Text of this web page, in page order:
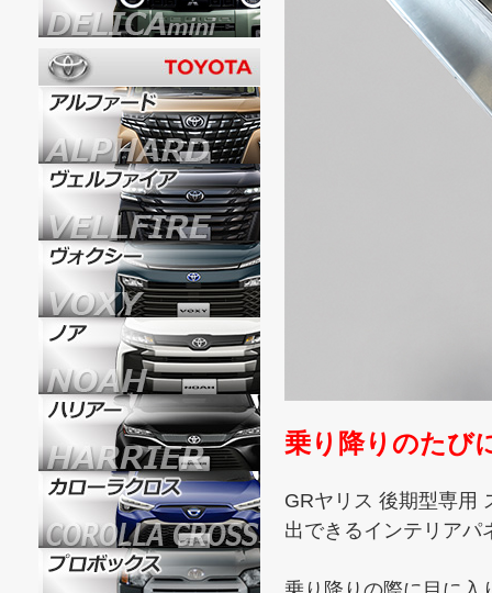
乗り降りのたび
GRヤリス 後期型専用
出できるインテリアパ